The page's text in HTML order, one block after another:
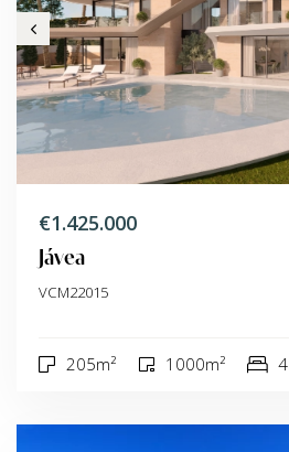
€1.425.000
Jávea
VCM22015
205m² 1000m² 4